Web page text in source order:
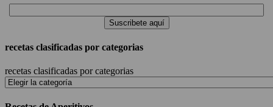
recetas clasificadas por categorias
recetas clasificadas por categorias